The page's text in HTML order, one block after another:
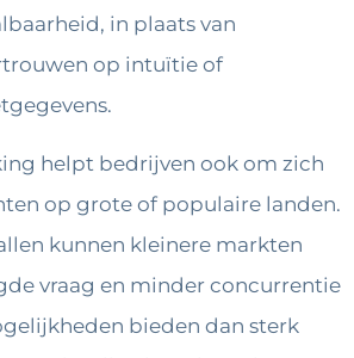
in plaats van
op intuïtie of
helpt bedrijven ook om zich
op grote of populaire landen.
kunnen kleinere markten
vraag en minder concurrentie
bieden dan sterk